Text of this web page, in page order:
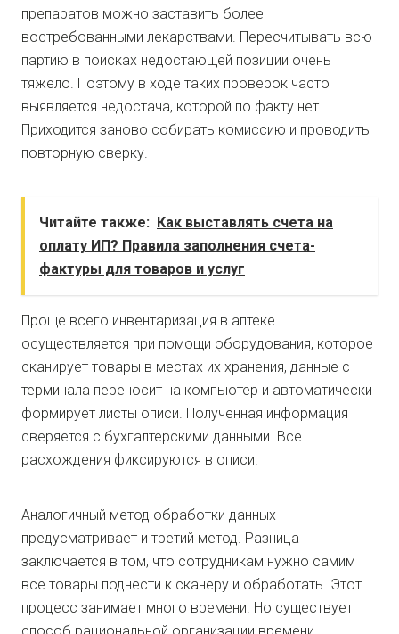
препаратов можно заставить более
востребованными лекарствами. Пересчитывать всю
партию в поисках недостающей позиции очень
тяжело. Поэтому в ходе таких проверок часто
выявляется недостача, которой по факту нет.
Приходится заново собирать комиссию и проводить
повторную сверку.
Читайте также: Как выставлять счета на
оплату ИП? Правила заполнения счета-
фактуры для товаров и услуг
Проще всего инвентаризация в аптеке
осуществляется при помощи оборудования, которое
сканирует товары в местах их хранения, данные с
терминала переносит на компьютер и автоматически
формирует листы описи. Полученная информация
сверяется с бухгалтерскими данными. Все
расхождения фиксируются в описи.
Аналогичный метод обработки данных
предусматривает и третий метод. Разница
заключается в том, что сотрудникам нужно самим
все товары поднести к сканеру и обработать. Этот
процесс занимает много времени. Но существует